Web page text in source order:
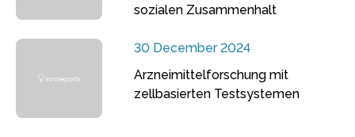
sozialen Zusammenhalt
30 December 2024
Arzneimittelforschung mit
zellbasierten Testsystemen